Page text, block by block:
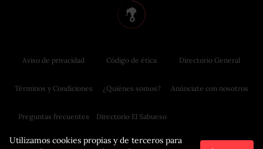
Utilizamos cookies propias y de terceros para
Aviso de privacidad
Términos y Condiciones
Preguntas frecuentes
Código de ética
¿Quiénes somos?
Directorio El Sabueso
Directorio General
Anúnciate con nosotros